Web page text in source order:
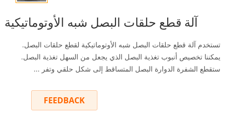
آلة قطع حلقات البصل شبه الأوتوماتيكية
تستخدم آلة قطع حلقات البصل شبه الأوتوماتيكية لقطع حلقات البصل.
يمكننا تخصيص أنبوب تغذية البصل الذي يجعل من السهل تغذية البصل.
ستقطع الشفرة الدوارة البصل المتساقط إلى شكل حلقي وتفر ...
FEEDBACK